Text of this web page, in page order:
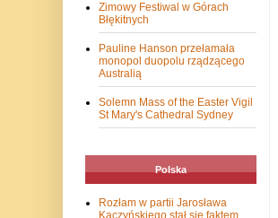
Zimowy Festiwal w Górach
Błękitnych
Pauline Hanson przełamała
monopol duopolu rządzącego
Australią
Solemn Mass of the Easter Vigil
St Mary's Cathedral Sydney
Polska
Rozłam w partii Jarosława
Kaczyńskiego stał się faktem